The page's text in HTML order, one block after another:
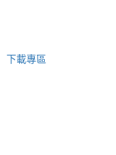
下載專區